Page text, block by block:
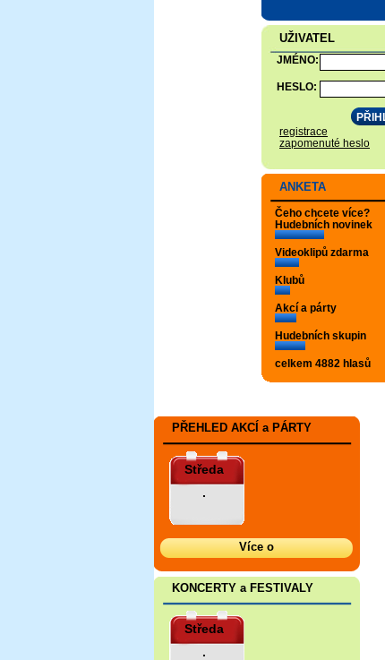
UŽIVATEL
JMÉNO:
HESLO:
registrace
zapomenuté heslo
ANKETA
Čeho chcete více?
Hudebních novinek
Videoklipů zdarma
Klubů
Akcí a párty
Hudebních skupin
celkem 4882 hlasů
PŘEHLED AKCÍ a PÁRTY
Středa
.
Více o
KONCERTY a FESTIVALY
Středa
.